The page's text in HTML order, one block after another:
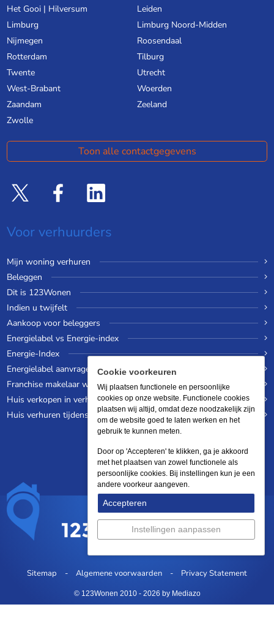
Het Gooi | Hilversum
Leiden
Limburg
Limburg Noord-Midden
Nijmegen
Roosendaal
Rotterdam
Tilburg
Twente
Utrecht
West-Brabant
Woerden
Zaandam
Zeeland
Zwolle
Toon alle contactgegevens
Voor verhuurders
Mijn woning verhuren
Beleggen
Dit is 123Wonen
Indien u twijfelt
Aankoop voor beleggers
Energielabel vs Energie-index
Energie-Index
Energielabel aanvragen
Franchise makelaar worden
Huis verkopen in verhuurde staat
Huis verhuren tijdens een wereldreis
Sitemap Algemene voorwaarden Privacy Statement
© 123Wonen 2010 - 2026 by Mediazo
Cookie voorkeuren
Wij plaatsen functionele en persoonlijke
cookies op onze website. Functionele cookies
plaatsen wij altijd, omdat deze noodzakelijk zijn
om de website goed te laten werken en het
gebruik te kunnen meten.
Door op 'Accepteren' te klikken, ga je akkoord
met het plaatsen van zowel functionele als
persoonlijke cookies. Bij instellingen kun je een
andere voorkeur aangeven.
Accepteren
Instellingen aanpassen